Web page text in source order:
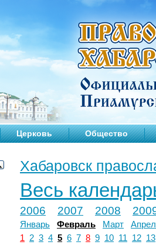
Церковь Общество
Хабаровск
Весь
2006 2007 2008
Январь Февраль Март
1
2 3 4 5 6 7 8 9 10 11 12 13